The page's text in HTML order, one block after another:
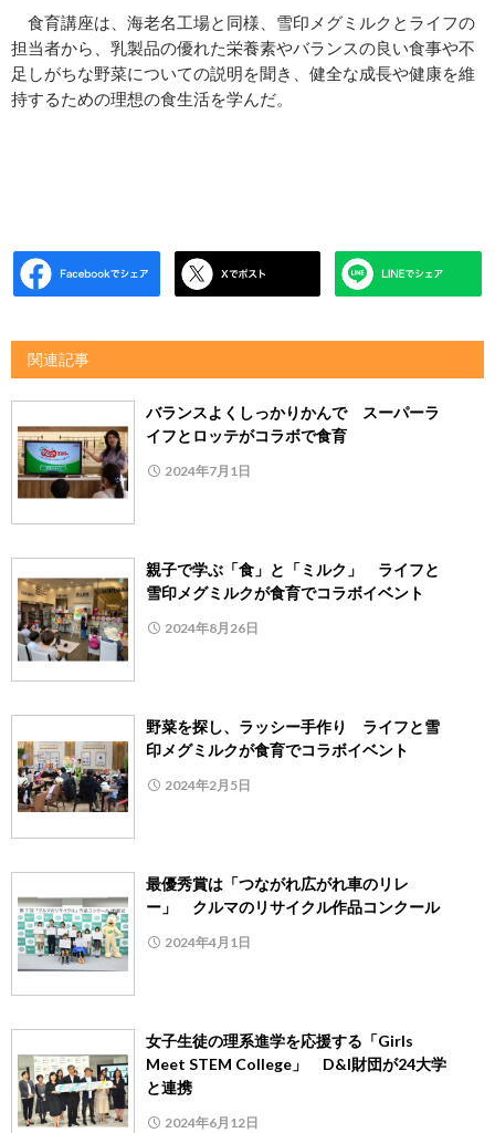
食育講座は、海老名工場と同様、雪印メグミルクとライフの
担当者から、乳製品の優れた栄養素やバランスの良い食事や不
足しがちな野菜についての説明を聞き、健全な成長や健康を維
持するための理想の食生活を学んだ。
関連記事
バランスよくしっかりかんで スーパーラ
イフとロッテがコラボで食育
2024年7月1日
親子で学ぶ「食」と「ミルク」 ライフと
雪印メグミルクが食育でコラボイベント
2024年8月26日
野菜を探し、ラッシー手作り ライフと雪
印メグミルクが食育でコラボイベント
2024年2月5日
最優秀賞は「つながれ広がれ車のリレ
ー」 クルマのリサイクル作品コンクール
2024年4月1日
女子生徒の理系進学を応援する「Girls
Meet STEM College」 D&I財団が24大学
と連携
2024年6月12日